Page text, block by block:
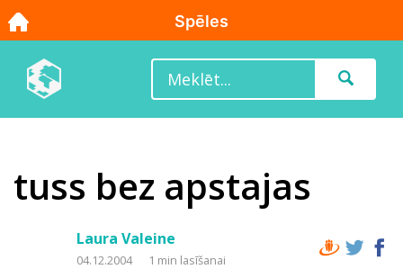
tuss bez apstajas
Laura Valeine
04.12.2004 1 min lasīšanai